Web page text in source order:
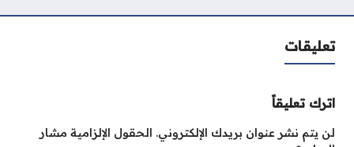
تعليقات
اترك تعليقاً
لن يتم نشر عنوان بريدك الإلكتروني. الحقول الإلزامية مشار